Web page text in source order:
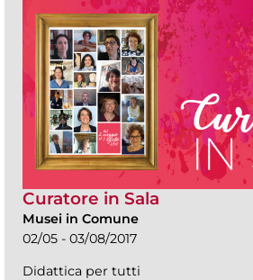
Curatore in Sala
Musei in Comune
02/05 - 03/08/2017
Didattica per tutti